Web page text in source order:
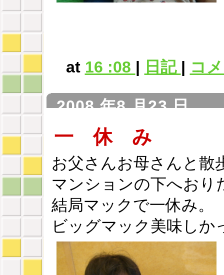
at 16 :08 | 日記 | コ
2008 年8 月23 日
一 休 み
お父さんお母さんと散
マンションの下へおり
結局マックで一休み。
ビッグマック美味し